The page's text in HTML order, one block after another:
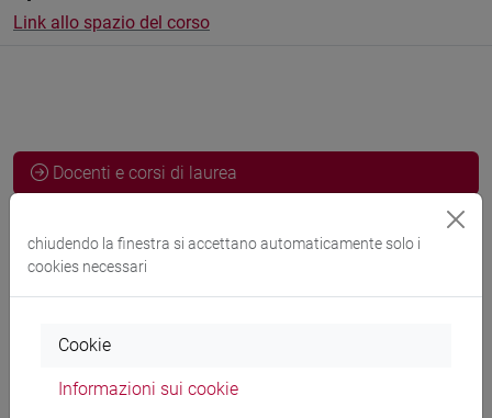
Link allo spazio del corso
Docenti e corsi di laurea
Docenti
chiudendo la finestra si accettano automaticamente solo i
cookies necessari
Cookie
Informazioni sui cookie